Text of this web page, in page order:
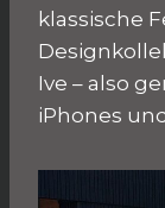
klassische
Ive – also
iPhones